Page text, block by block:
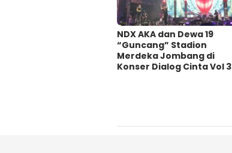
NDX AKA dan Dewa 19
“Guncang” Stadion
Merdeka Jombang di
Konser Dialog Cinta Vol 3